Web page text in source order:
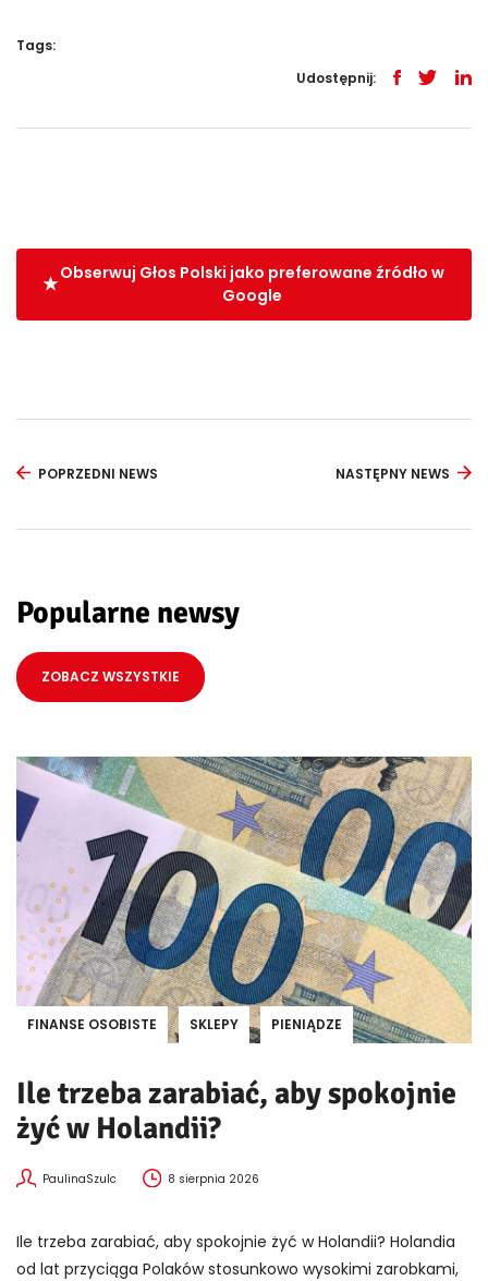
Tags:
Udostępnij:
Obserwuj Głos Polski jako preferowane źródło w
Google
POPRZEDNI NEWS NASTĘPNY NEWS
Popularne newsy
ZOBACZ WSZYSTKIE
FINANSE OSOBISTE SKLEPY PIENIĄDZE
Ile trzeba zarabiać, aby spokojnie
żyć w Holandii?
PaulinaSzulc 8 sierpnia 2026
Ile trzeba zarabiać, aby spokojnie żyć w Holandii? Holandia
od lat przyciąga Polaków stosunkowo wysokimi zarobkami,